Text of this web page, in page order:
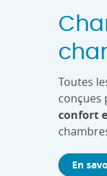
Toutes
conçues
confort
En